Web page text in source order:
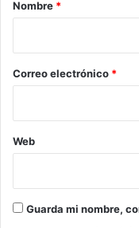
*
Nombre *
Correo electrónico *
Web
Guarda mi nombre,